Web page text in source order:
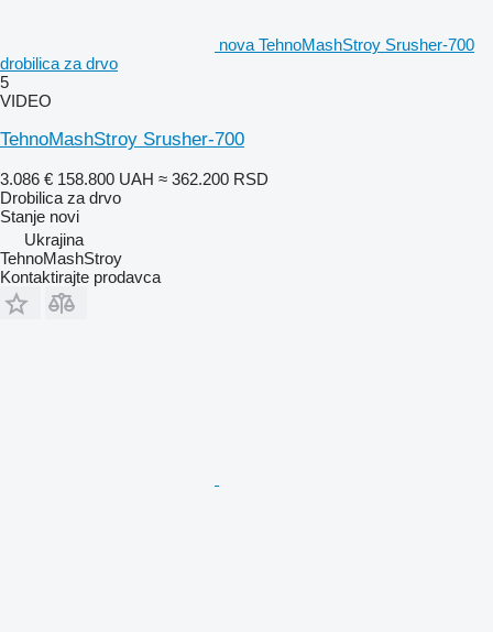
nova TehnoMashStroy Srusher-700
drobilica za drvo
5
VIDEO
TehnoMashStroy Srusher-700
3.086 € 158.800 UAH ≈ 362.200 RSD
Drobilica za drvo
Stanje novi
Ukrajina
TehnoMashStroy
Kontaktirajte prodavca